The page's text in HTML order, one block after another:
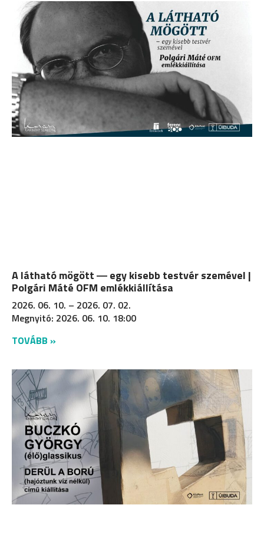
A látható mögött ― egy kisebb testvér szemével |
Polgári Máté OFM emlékkiállítása
2026. 06. 10. – 2026. 07. 02.
Megnyitó: 2026. 06. 10. 18:00
TOVÁBB »